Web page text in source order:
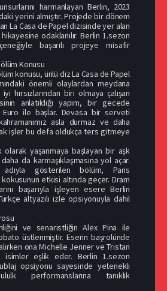
harmanlayan Berlin, 2023
yerini almıştır. Projede bir dönem
La Casa de Papel dizisinde yer alan
odaklanılır. Berlin 1.sezon
başarılı projeye misafir
Konusu
konusu, ünlü diz La Casa de Papel
önemli olaylardan meydana
hırsızlarından biri olmaya çalışan
anlatıldığı yapım, bir gecede
Euro ile başlar. Devasa bir serveti
asla durmaz ve daha
işler bu defa oldukça ters gitmeye
yaşanmaya başlayan bir aşk
da karmaşıklaşmasına yol açar.
gösterilen bölüm, Paris
etkisi altında geçer. Dram
başarıyla işleyen esere Berlin
altyazılı izle opsiyonuyla dahil
ve senaristliğin Alex Pina ile
üstlenmiştir. Eserin başrolünde
ona Michelle Jenner ve Tristan
isimler eşlik eder. Berlin 1.sezon
opsiyonu sayesinde yetenekli
performanslarına tanıklık